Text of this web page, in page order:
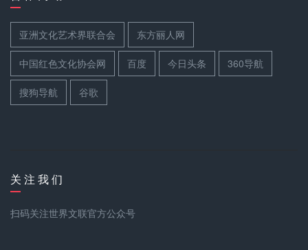
亚洲文化艺术界联合会 东方丽人网
中国红色文化协会网 百度 今日头条 360导航
搜狗导航 谷歌
关 注 我 们
扫码关注世界文联官方公众号